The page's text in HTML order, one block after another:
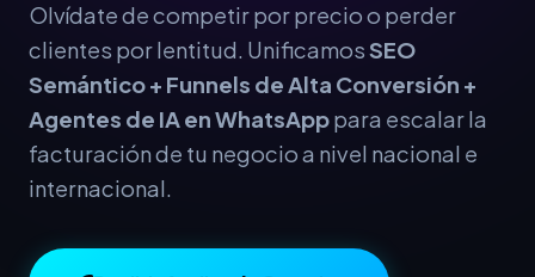
Olvídate de competir por precio o perder
clientes por lentitud. UnificamosSEO
Semántico + Funnels de Alta Conversión +
Agentes de IA en WhatsApppara escalar la
facturación de tu negocio a nivel nacional e
internacional.